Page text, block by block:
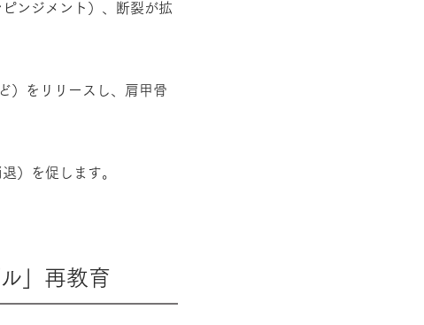
ンジメント）、断裂が拡
）をリリースし、肩甲骨
）を促します。
」再教育